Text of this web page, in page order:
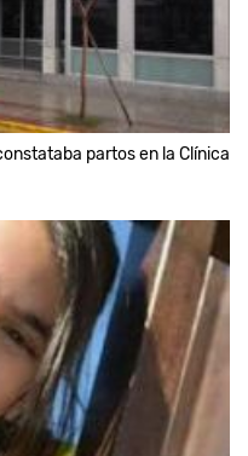
partos en la Clínica